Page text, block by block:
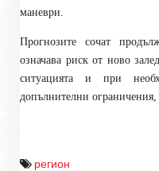
маневри.
Прогнозите сочат
означава риск от ново
ситуацията и при
допълнителни
регион